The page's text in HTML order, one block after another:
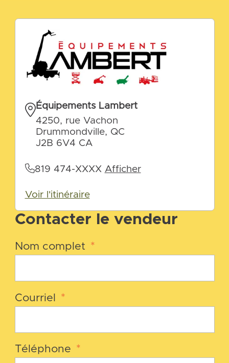
Contacter le vendeur
Nom complet *
Courriel *
Téléphone *
Équipements Lambert
4250, rue Vachon
Drummondville, QC
J2B 6V4 CA
819 474-XXXX Afficher
Voir l'itinéraire